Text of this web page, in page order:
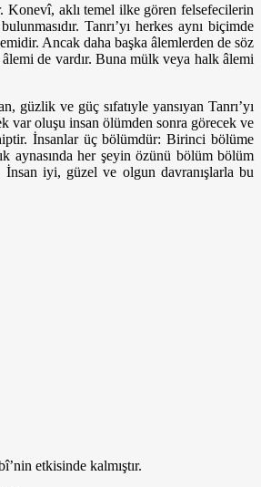
Konevî, aklı temel ilke gören felsefeci­lerin
Tanrı’yı herkes aynı biçimde
Ancak daha başka âlemlerden de söz
de vardır. Buna mülk veya halk âlemi
ve güç sıfatıyle yansıyan Tanrı’yı
var oluşu insan ölümden sonra görecek ve
İnsanlar üç bölümdür: Bi­rinci bölüme
aynasında her şeyin özünü bö­lüm bölüm
İnsan iyi, güzel ve olgun davranış­larla bu
etkisinde kalmıştır.